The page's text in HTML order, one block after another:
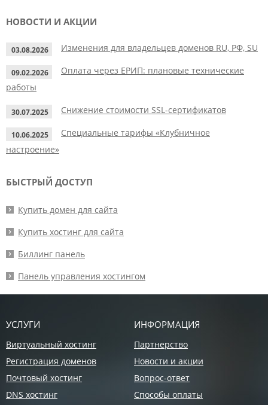
НОВОСТИ И АКЦИИ
03.08.2026 Изменения для владельцев доменов RU, РФ, SU
09.02.2026
Оплата через ЕРИП: плановые технические
работы
30.07.2025 Снижение стоимости SSL-сертификатов
10.06.2025
Специальные тарифы «Клубничное
настроение»
БЫСТРЫЙ ДОСТУП
Купить домен для сайта
Купить хостинг для сайта
Биллинг панель
Панель управления хостингом
УСЛУГИ
Виртуальный хостинг
Регистрация доменов
Почтовый хостинг
DNS хостинг
ИНФОРМАЦИЯ
Партнерство
Новости и акции
Вопрос-ответ
Способы оплаты